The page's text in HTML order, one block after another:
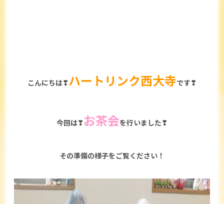
こんにちは❣ハートリンク西大寺です❣
今回は❣ お茶会を行いました❣
その準備の様子をご覧ください！